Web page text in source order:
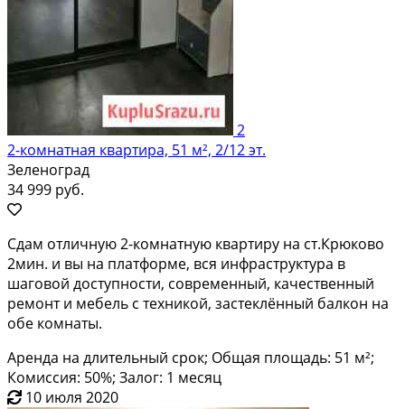
2
2-комнатная квартира, 51 м², 2/12 эт.
Зеленоград
34 999 руб.
Сдам отличную 2-комнатную квартиру на ст.Крюково
2мин. и вы на платформе, вся инфраструктура в
шаговой доступности, современный, качественный
ремонт и мебель с техникой, застеклённый балкон на
обе комнаты.
Аренда на длительный срок; Общая площадь: 51 м²;
Комиссия: 50%; Залог: 1 месяц
10 июля 2020